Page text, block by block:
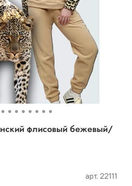
арт. 22111
флисовый бежевый/